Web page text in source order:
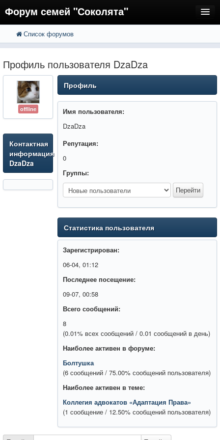
Форум семей "Соколята"
FAQ
Регистрация
Вход
Список форумов
Профиль пользователя DzaDza
offline
Контактная
информация
DzaDza
Профиль
Имя пользователя:
DzaDza
Репутация:
0
Группы:
Статистика пользователя
Зарегистрирован:
06-04, 01:12
Последнее посещение:
09-07, 00:58
Всего сообщений:
8
(0.01% всех сообщений / 0.01 сообщений в день)
Наиболее активен в форуме:
Болтушка
(6 сообщений / 75.00% сообщений пользователя)
Наиболее активен в теме:
Коллегия адвокатов «Адаптация Права»
(1 сообщение / 12.50% сообщений пользователя)